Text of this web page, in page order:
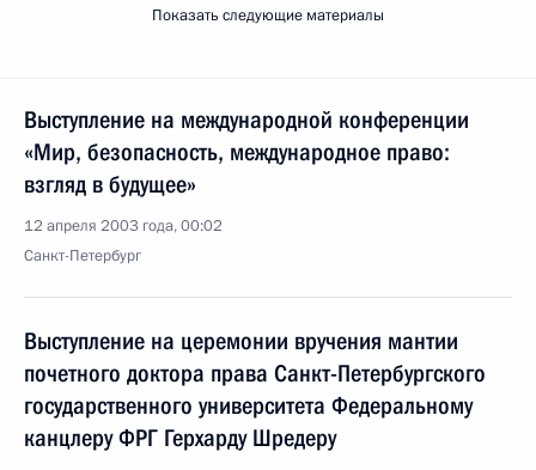
Показать следующие материалы
Выступление на международной конференции
«Мир, безопасность, международное право:
взгляд в будущее»
12 апреля 2003 года, 00:02
Санкт-Петербург
Выступление на церемонии вручения мантии
почетного доктора права Санкт-Петербургского
государственного университета Федеральному
канцлеру ФРГ Герхарду Шредеру